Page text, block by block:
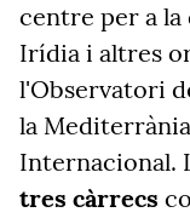
centre per a la
Irídia i altres
l'Observatori
la
Internacional.
tres càrrecs